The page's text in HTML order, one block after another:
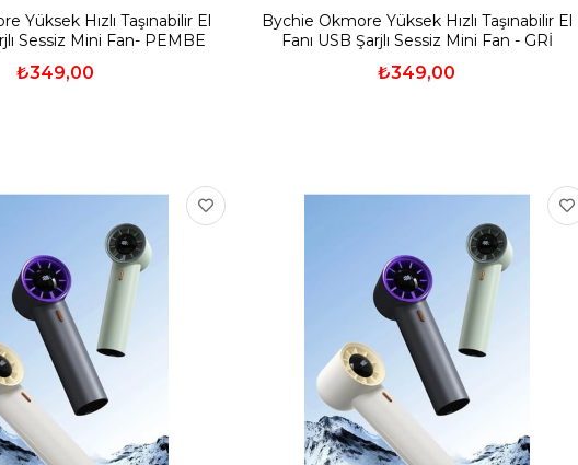
Yüksek Hızlı Taşınabilir El
Sessiz Mini Fan- PEMBE
₺349,00
Bychie Okmore Yüksek Hızlı Taşınabilir El
Fanı USB Şarjlı Sessiz Mini Fan - GRİ
₺349,00